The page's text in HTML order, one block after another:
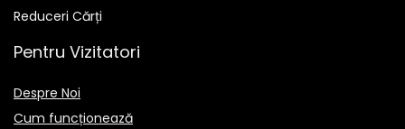
Reduceri Cărți
Pentru Vizitatori
Despre Noi
Cum funcționează